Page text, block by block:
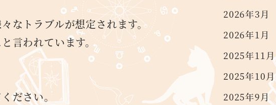
なトラブルが想定されます。
言われています。
ださい。
2026年3月
2026年1月
2025年11月
2025年10月
2025年9月